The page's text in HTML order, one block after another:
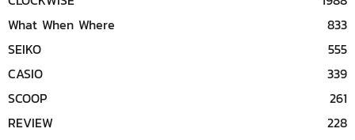
What When Where
833
SEIKO
555
CASIO
339
SCOOP
261
REVIEW
228